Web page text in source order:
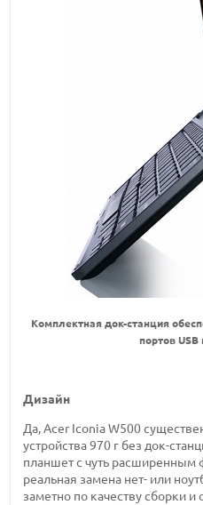
Комплектная док-станция
портов USB
Дизайн
Да, Acer Iconia W500
устройства 970 г без док-
планшет с чуть расширенным
реальная замена нет- или
заметно по качеству сборки